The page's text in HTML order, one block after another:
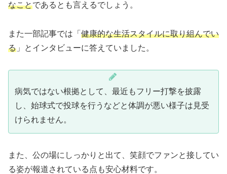
なことであるとも言えるでしょう。
また一部記事では「 健康的な生活スタイルに取り組んでい
る 」とインタビューに答えていました。
病気ではない根拠として、最近もフリー打撃を披露
し、始球式で投球を行うなどと体調が悪い様子は見受
けられません。
また、公の場にしっかりと出て、笑顔でファンと接してい
る姿が報道されている点も安心材料です。